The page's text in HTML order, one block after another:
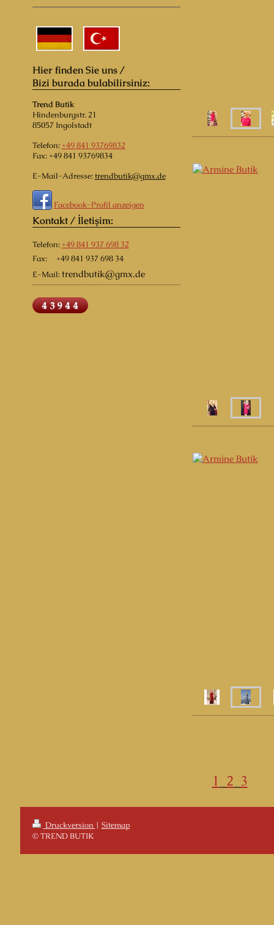
1 2 3
Hier finden Sie uns /
Bizi burada bulabilirsiniz:
Trend Butik
Hindenburgstr. 21
85057 Ingolstadt
Telefon: +49 841 93769832
Fax: +49 841 93769834
E-Mail-Adresse:trendbutik@gmx.de
Facebook-Profil anzeigen
Kontakt / İletişim:
Telefon: +49 841 937 698 32
Fax: +49 841 937 698 34
E-Mail:trendbutik@gmx.de
Druckversion | Sitemap
© TREND BUTIK